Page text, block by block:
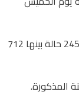
وأعلن مسؤولو الصحة في اليابان تسجيل 3158 إصابة جديدة بكورونا يوم الأحد، ليرتفع إجمالي الإصابات إلى 245924 حالة بينها 712